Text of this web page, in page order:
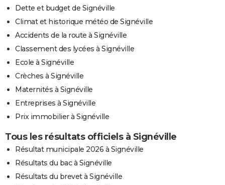
Dette et budget de Signéville
Climat et historique météo de Signéville
Accidents de la route à Signéville
Classement des lycées à Signéville
Ecole à Signéville
Crèches à Signéville
Maternités à Signéville
Entreprises à Signéville
Prix immobilier à Signéville
Tous les résultats officiels à Signéville
Résultat municipale 2026 à Signéville
Résultats du bac à Signéville
Résultats du brevet à Signéville